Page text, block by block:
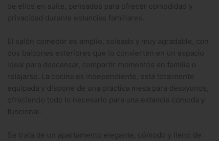
de ellos en suite, pensados para ofrecer comodidad y
privacidad durante estancias familiares.
El salón comedor es amplio, soleado y muy agradable, con
dos balcones exteriores que lo convierten en un espacio
ideal para descansar, compartir momentos en familia o
relajarse. La cocina es independiente, está totalmente
equipada y dispone de una práctica mesa para desayunos,
ofreciendo todo lo necesario para una estancia cómoda y
funcional.
Se trata de un apartamento elegante, cómodo y lleno de